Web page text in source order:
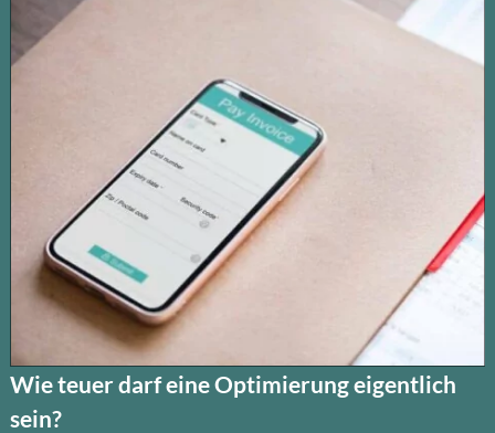
Wie teuer darf eine Optimierung eigentlich
sein?